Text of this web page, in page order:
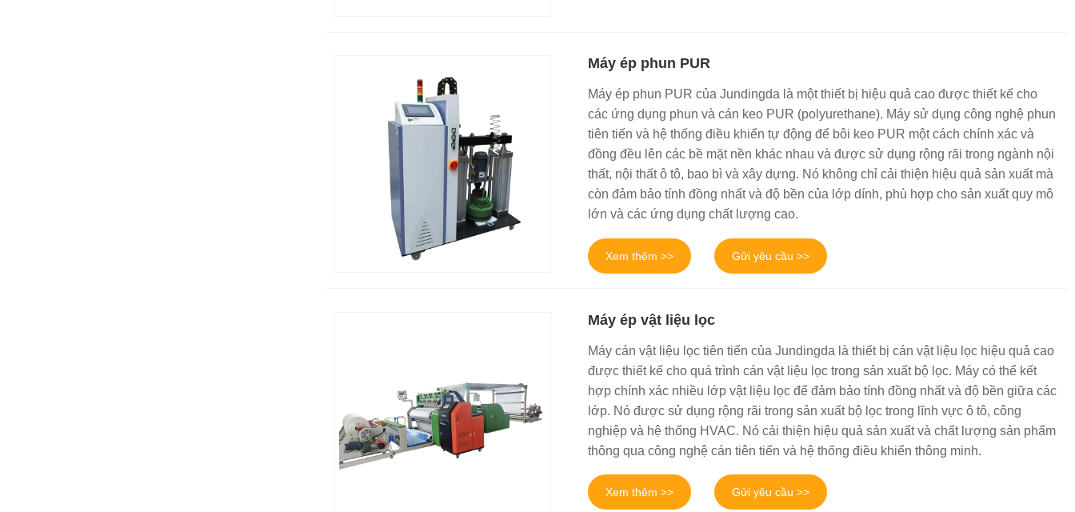
Máy ép phun PUR
Máy ép phun PUR của Jundingda là một thiết bị hiệu quả cao được thiết kế cho
các ứng dụng phun và cán keo PUR (polyurethane). Máy sử dụng công nghệ phun
tiên tiến và hệ thống điều khiển tự động để bôi keo PUR một cách chính xác và
đồng đều lên các bề mặt nền khác nhau và được sử dụng rộng rãi trong ngành nội
thất, nội thất ô tô, bao bì và xây dựng. Nó không chỉ cải thiện hiệu quả sản xuất mà
còn đảm bảo tính đồng nhất và độ bền của lớp dính, phù hợp cho sản xuất quy mô
lớn và các ứng dụng chất lượng cao.
Xem thêm >> Gửi yêu cầu >>
Máy ép vật liệu lọc
Máy cán vật liệu lọc tiên tiến của Jundingda là thiết bị cán vật liệu lọc hiệu quả cao
được thiết kế cho quá trình cán vật liệu lọc trong sản xuất bộ lọc. Máy có thể kết
hợp chính xác nhiều lớp vật liệu lọc để đảm bảo tính đồng nhất và độ bền giữa các
lớp. Nó được sử dụng rộng rãi trong sản xuất bộ lọc trong lĩnh vực ô tô, công
nghiệp và hệ thống HVAC. Nó cải thiện hiệu quả sản xuất và chất lượng sản phẩm
thông qua công nghệ cán tiên tiến và hệ thống điều khiển thông minh.
Xem thêm >> Gửi yêu cầu >>